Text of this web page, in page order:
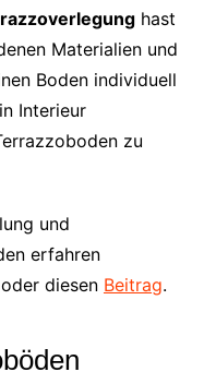
hast
Materialien und
Boden individuell
Interieur
zu
und
erfahren
oder diesen Beitrag.